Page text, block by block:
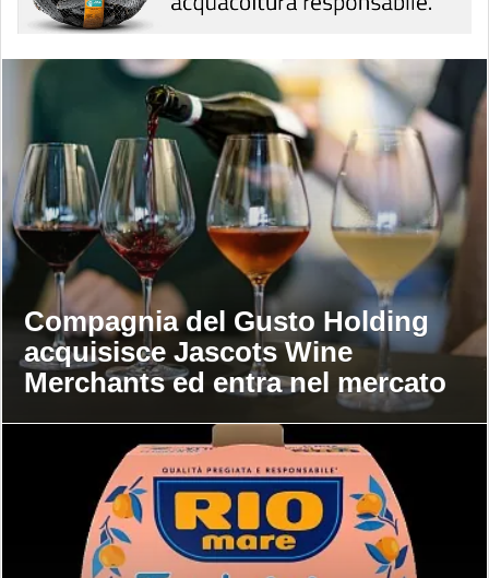
Compagnia del Gusto Holding
acquisisce Jascots Wine
Merchants ed entra nel mercato